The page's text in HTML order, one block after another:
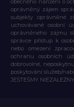
oprávněný zájem
subjekty oprávněné
uchovávané osobní
oprávněného zájmu
správce přístup k
nebo omezení
ochranu osobních
dobrovolné,
poskytování služeb/
JESTEŚMY